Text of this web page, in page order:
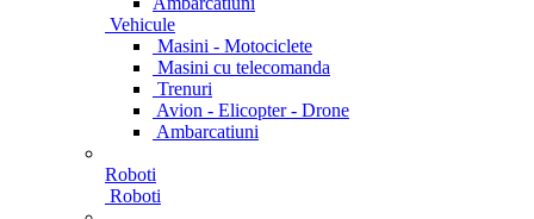
Vehicule
Masini - Motociclete
Masini cu telecomanda
Trenuri
Avion - Elicopter - Drone
Ambarcatiuni
Roboti
Roboti